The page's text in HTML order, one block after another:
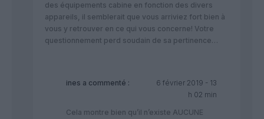
des équipements cabine en fonction des divers
appareils, il semblerait que vous arriviez fort bien à
vous y retrouver en ce qui vous concerne! Votre
questionnement perd soudain de sa pertinence…
ines a commenté :
6 février 2019 - 13
h 02 min
Cela montre bien qu’il n’existe AUCUNE